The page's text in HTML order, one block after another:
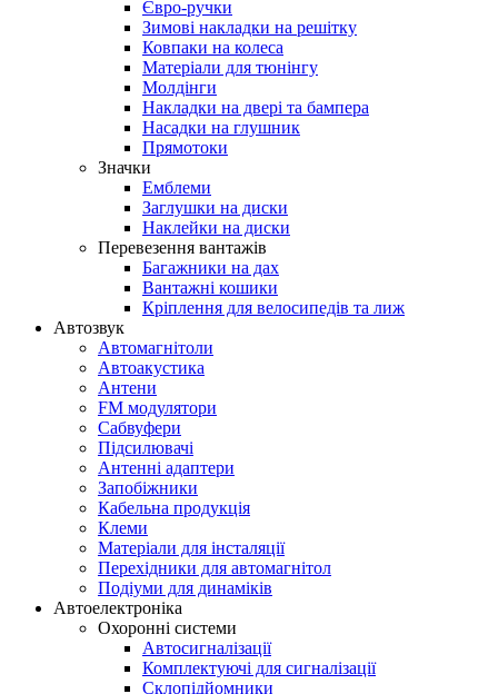
Євро-ручки
Зимові накладки на решітку
Ковпаки на колеса
Матеріали для тюнінгу
Молдінги
Накладки на двері та бампера
Насадки на глушник
Прямотоки
Значки
Емблеми
Заглушки на диски
Наклейки на диски
Перевезення вантажів
Багажники на дах
Вантажні кошики
Кріплення для велосипедів та лиж
Автозвук
Автомагнітоли
Автоакустика
Антени
FM модулятори
Сабвуфери
Підсилювачі
Антенні адаптери
Запобіжники
Кабельна продукція
Клеми
Матеріали для інсталяції
Перехідники для автомагнітол
Подіуми для динаміків
Автоелектроніка
Охоронні системи
Автосигналізації
Комплектуючі для сигналізації
Склопідйомники